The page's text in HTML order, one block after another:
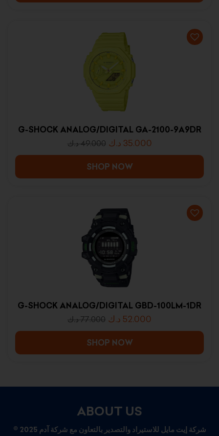
G-SHOCK ANALOG/DIGITAL GA-2100-9A9DR
49.000 د.ك 35.000 د.ك
SHOP NOW
G-SHOCK ANALOG/DIGITAL GBD-100LM-1DR
77.000 د.ك 52.000 د.ك
SHOP NOW
ABOUT US
© 2025 شركة إيت مايل للاستيراد والتصدير بالتعاون مع شركة آدم